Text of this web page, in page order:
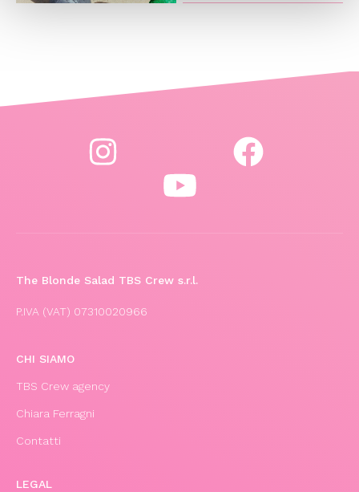
The Blonde Salad TBS Crew s.r.l.
P.IVA (VAT) 07310020966
CHI SIAMO
TBS Crew agency
Chiara Ferragni
Contatti
LEGAL